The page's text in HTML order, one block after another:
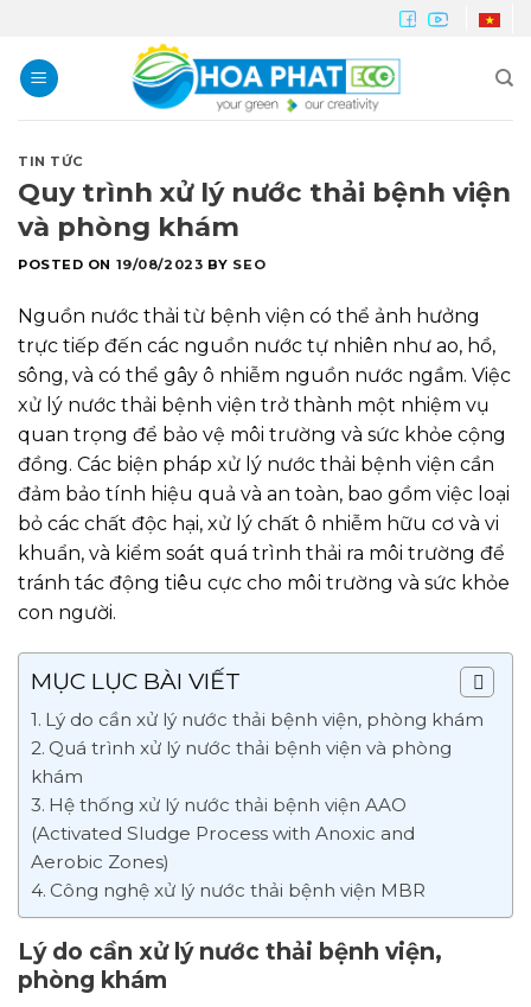
content
TIN TỨC
Quy trình xử lý nước thải bệnh viện
và phòng khám
POSTED ON 19/08/2023 BY SEO
Nguồn nước thải từ bệnh viện có thể ảnh hưởng
trực tiếp đến các nguồn nước tự nhiên như ao, hồ,
sông, và có thể gây ô nhiễm nguồn nước ngầm. Việc
xử lý nước thải bệnh viện trở thành một nhiệm vụ
quan trọng để bảo vệ môi trường và sức khỏe cộng
đồng. Các biện pháp xử lý nước thải bệnh viện cần
đảm bảo tính hiệu quả và an toàn, bao gồm việc loại
bỏ các chất độc hại, xử lý chất ô nhiễm hữu cơ và vi
khuẩn, và kiểm soát quá trình thải ra môi trường để
tránh tác động tiêu cực cho môi trường và sức khỏe
con người.
MỤC LỤC BÀI VIẾT
Lý do cần xử lý nước thải bệnh viện, phòng khám
Quá trình xử lý nước thải bệnh viện và phòng
khám
Hệ thống xử lý nước thải bệnh viện AAO
(Activated Sludge Process with Anoxic and
Aerobic Zones)
Công nghệ xử lý nước thải bệnh viện MBR
Lý do cần xử lý nước thải bệnh viện,
phòng khám